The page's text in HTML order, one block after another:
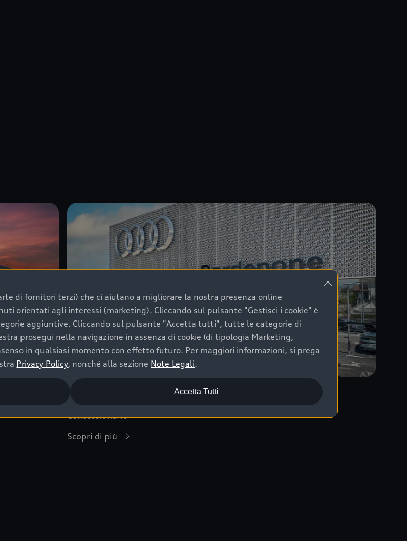
di fornitori terzi) che ci aiutano a migliorare la nostra presenza online
orientati agli interessi (marketing). Cliccando sul pulsante "Gestisci i cookie" è
aggiuntive. Cliccando sul pulsante "Accetta tutti", tutte le categorie di
prosegui nella navigazione in assenza di cookie (di tipologia Marketing,
in qualsiasi momento con effetto futuro. Per maggiori informazioni, si prega
Privacy Policy, nonché alla sezione Note Legali.
Accetta Tutti
AUDI ZENTRUM PORDENONE
Concessionario
Scopri di più